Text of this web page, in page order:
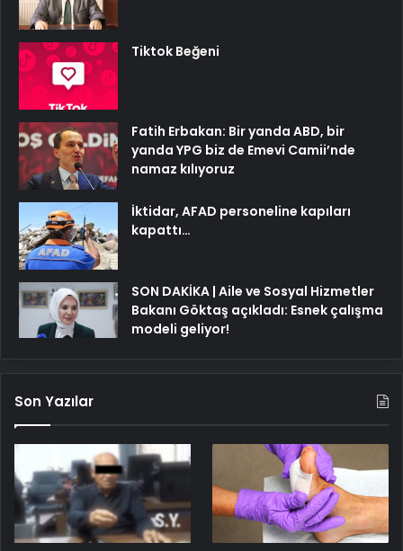
Tiktok Beğeni
Fatih Erbakan: Bir yanda ABD, bir
yanda YPG biz de Emevi Camii’nde
namaz kılıyoruz
İktidar, AFAD personeline kapıları
kapattı…
SON DAKİKA | Aile ve Sosyal Hizmetler
Bakanı Göktaş açıkladı: Esnek çalışma
modeli geliyor!
Son Yazılar